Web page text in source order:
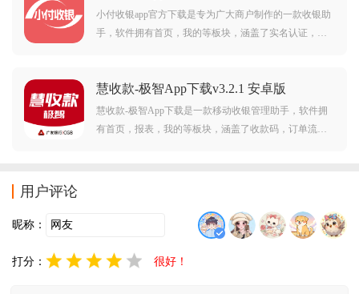
小付收银app官方下载是专为广大商户制作的一款收银助
手，软件拥有首页，我的等板块，涵盖了实名认证，交
慧收款-极智App下载v3.2.1 安卓版
慧收款-极智App下载是一款移动收银管理助手，软件拥
有首页，报表，我的等板块，涵盖了收款码，订单流
用户评论
昵称：
打分： 很好！